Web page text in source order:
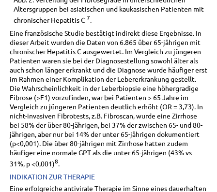
Altersgruppen bei asiatischen und kaukasischen Patienten mit
chronischer Hepatitis C 7.
Eine französische Studie bestätigt indirekt diese Ergebnisse. In
dieser Arbeit wurden die Daten von 6.865 über 65-jährigen mit
chronischer Hepatitis C ausgewertet. Im Vergleich zu jüngeren
Patienten waren sie bei der Diagnosestellung sowohl älter als
auch schon länger erkrankt und die Diagnose wurde häufiger erst
im Rahmen einer Komplikation der Lebererkrankung gestellt.
Die Wahrscheinlichkeit in der Leberbiopsie eine höhergradige
Fibrose (>F1) vorzufinden, war bei Patienten > 65 Jahre im
Vergleich zu jüngeren Patienten deutlich erhöht (OR = 3,73). In
nicht-invasiven Fibrotests, z.B. Fibroscan, wurde eine Zirrhose
bei 58% der über 80-jährigen, bei 37% der zwischen 65- und 80-
jährigen, aber nur bei 14% der unter 65-jährigen dokumentiert
(p<0,001). Die über 80-jährigen mit Zirrhose hatten zudem
häufiger eine normale GPT als die unter 65-jährigen (43% vs
31%, p <0,001)8.
INDIKATION ZUR THERAPIE
Eine erfolgreiche antivirale Therapie im Sinne eines dauerhaften